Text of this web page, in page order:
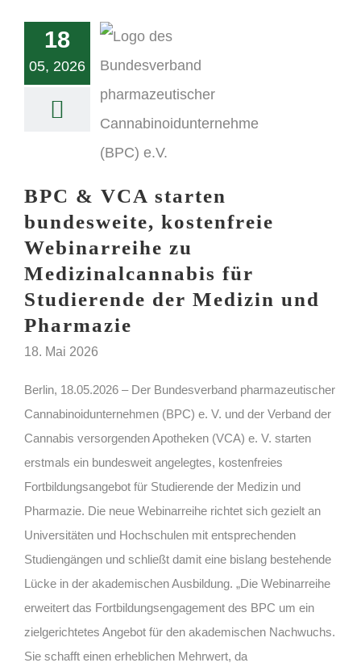
18
05, 2026
BPC & VCA starten
bundesweite, kostenfreie
Webinarreihe zu
Medizinalcannabis für
Studierende der Medizin und
Pharmazie
18. Mai 2026
Berlin, 18.05.2026 – Der Bundesverband pharmazeutischer
Cannabinoidunternehmen (BPC) e. V. und der Verband der
Cannabis versorgenden Apotheken (VCA) e. V. starten
erstmals ein bundesweit angelegtes, kostenfreies
Fortbildungsangebot für Studierende der Medizin und
Pharmazie. Die neue Webinarreihe richtet sich gezielt an
Universitäten und Hochschulen mit entsprechenden
Studiengängen und schließt damit eine bislang bestehende
Lücke in der akademischen Ausbildung. „Die Webinarreihe
erweitert das Fortbildungsengagement des BPC um ein
zielgerichtetes Angebot für den akademischen Nachwuchs.
Sie schafft einen erheblichen Mehrwert, da